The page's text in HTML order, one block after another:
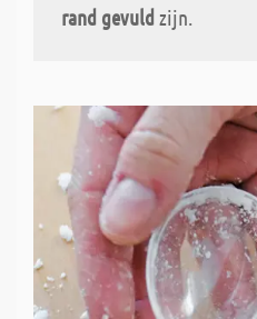
rand gevuld zijn.